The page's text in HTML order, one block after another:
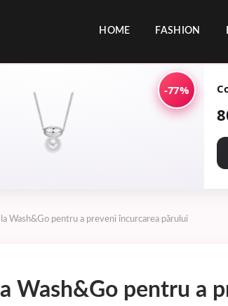
HOME FASHION
-77%
Wash&Go pentru a preveni încurcarea părului
Wash&Go pentru a